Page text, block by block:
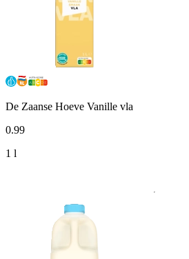
De Zaanse Hoeve Vanille vla
0.99
1 l